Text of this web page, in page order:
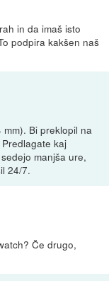
in da imaš isto
podpira kakšen naš
mm). Bi preklopil na
kaj
manjša ure,
24/7.
Če drugo,